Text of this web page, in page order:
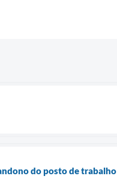
do posto de trabalho